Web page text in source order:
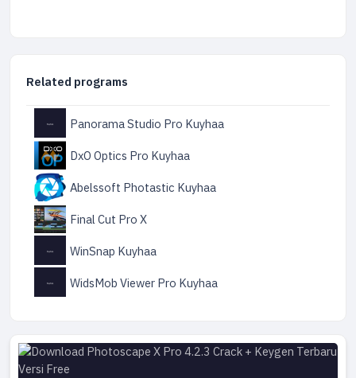
Related programs
Panorama Studio Pro Kuyhaa
DxO Optics Pro Kuyhaa
Abelssoft Photastic Kuyhaa
Final Cut Pro X
WinSnap Kuyhaa
WidsMob Viewer Pro Kuyhaa